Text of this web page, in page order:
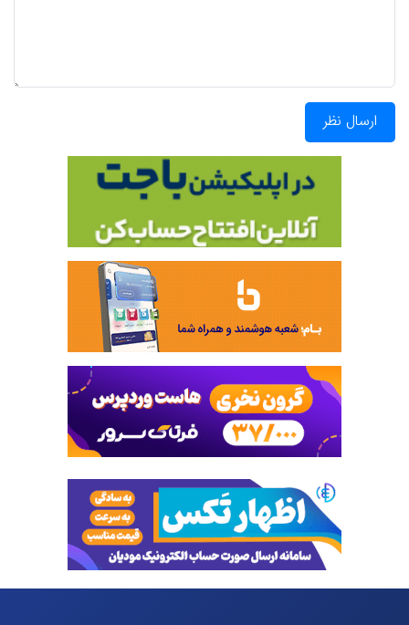
ارسال نظر